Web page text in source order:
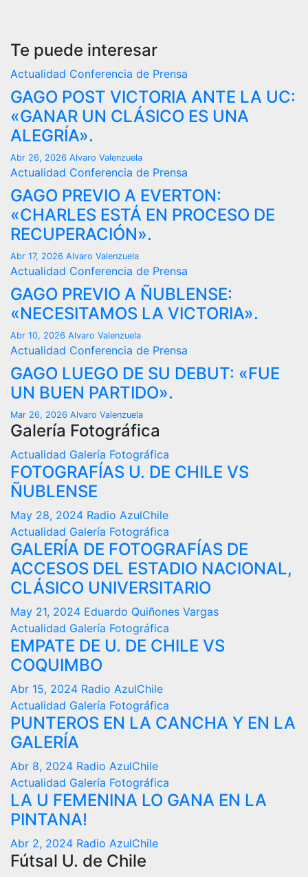
Te puede interesar
Actualidad Conferencia de Prensa
GAGO POST VICTORIA ANTE LA UC:
«GANAR UN CLÁSICO ES UNA
ALEGRÍA».
Abr 26, 2026 Alvaro Valenzuela
Actualidad Conferencia de Prensa
GAGO PREVIO A EVERTON:
«CHARLES ESTÁ EN PROCESO DE
RECUPERACIÓN».
Abr 17, 2026 Alvaro Valenzuela
Actualidad Conferencia de Prensa
GAGO PREVIO A ÑUBLENSE:
«NECESITAMOS LA VICTORIA».
Abr 10, 2026 Alvaro Valenzuela
Actualidad Conferencia de Prensa
GAGO LUEGO DE SU DEBUT: «FUE
UN BUEN PARTIDO».
Mar 26, 2026 Alvaro Valenzuela
Galería Fotográfica
Actualidad Galería Fotográfica
FOTOGRAFÍAS U. DE CHILE VS
ÑUBLENSE
May 28, 2024 Radio AzulChile
Actualidad Galería Fotográfica
GALERÍA DE FOTOGRAFÍAS DE
ACCESOS DEL ESTADIO NACIONAL,
CLÁSICO UNIVERSITARIO
May 21, 2024 Eduardo Quiñones Vargas
Actualidad Galería Fotográfica
EMPATE DE U. DE CHILE VS
COQUIMBO
Abr 15, 2024 Radio AzulChile
Actualidad Galería Fotográfica
PUNTEROS EN LA CANCHA Y EN LA
GALERÍA
Abr 8, 2024 Radio AzulChile
Actualidad Galería Fotográfica
LA U FEMENINA LO GANA EN LA
PINTANA!
Abr 2, 2024 Radio AzulChile
Fútsal U. de Chile